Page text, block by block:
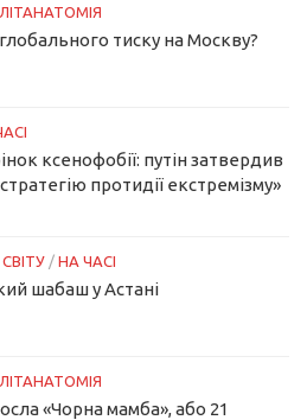
тиску на Москву?
ксенофобії: путін затвердив
протидії екстремізму»
/ НА ЧАСІ
шабаш у Астані
«Чорна мамба», або 21